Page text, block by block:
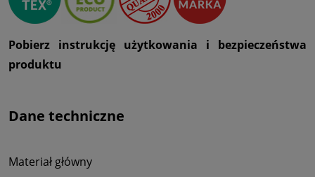
Pobierz instrukcję użytkowania i bezpieczeństwa
produktu
Dane techniczne
Materiał główny